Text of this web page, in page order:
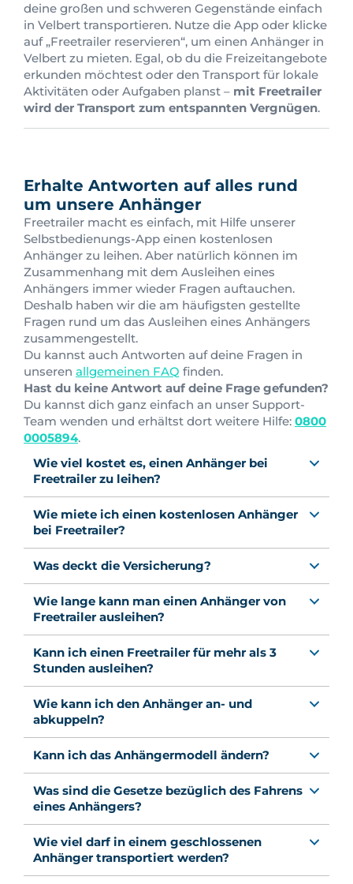
deine großen und schweren Gegenstände einfach
in Velbert transportieren. Nutze die App oder klicke
auf „Freetrailer reservieren“, um einen Anhänger in
Velbert zu mieten. Egal, ob du die Freizeitangebote
erkunden möchtest oder den Transport für lokale
Aktivitäten oder Aufgaben planst – mit Freetrailer
wird der Transport zum entspannten Vergnügen.
Erhalte Antworten auf alles rund
um unsere Anhänger
Freetrailer macht es einfach, mit Hilfe unserer
Selbstbedienungs-App einen kostenlosen
Anhänger zu leihen. Aber natürlich können im
Zusammenhang mit dem Ausleihen eines
Anhängers immer wieder Fragen auftauchen.
Deshalb haben wir die am häufigsten gestellte
Fragen rund um das Ausleihen eines Anhängers
zusammengestellt.
Du kannst auch Antworten auf deine Fragen in
unseren allgemeinen FAQ finden.
Hast du keine Antwort auf deine Frage gefunden?
Du kannst dich ganz einfach an unser Support-
Team wenden und erhältst dort weitere Hilfe: 0800
0005894.
Wie viel kostet es, einen Anhänger bei
Freetrailer zu leihen?
Wie miete ich einen kostenlosen Anhänger
bei Freetrailer?
Was deckt die Versicherung?
Wie lange kann man einen Anhänger von
Freetrailer ausleihen?
Kann ich einen Freetrailer für mehr als 3
Stunden ausleihen?
Wie kann ich den Anhänger an- und
abkuppeln?
Kann ich das Anhängermodell ändern?
Was sind die Gesetze bezüglich des Fahrens
eines Anhängers?
Wie viel darf in einem geschlossenen
Anhänger transportiert werden?